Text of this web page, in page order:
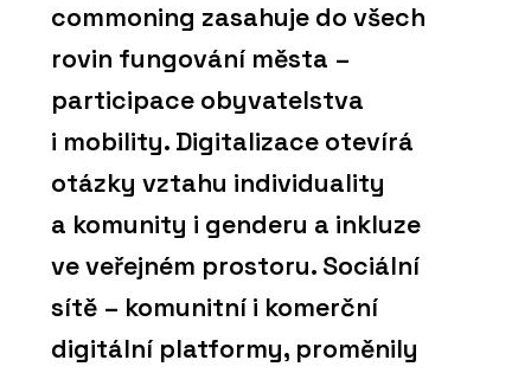
commoning zasahuje do všech
rovin fungování města ⁠–⁠
participace obyvatelstva
i mobility. Digitalizace otevírá
otázky vztahu individuality
a komunity i genderu a inkluze
ve veřejném prostoru. Sociální
sítě ⁠–⁠ komunitní i komerční
digitální platformy, proměnily